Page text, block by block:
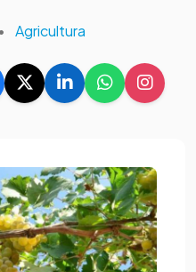
• Agricultura